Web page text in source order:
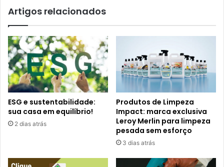
Artigos relacionados
ESG e sustentabilidade:
sua casa em equilíbrio!
2 dias atrás
Produtos de Limpeza
Impact: marca exclusiva
Leroy Merlin para limpeza
pesada sem esforço
3 dias atrás